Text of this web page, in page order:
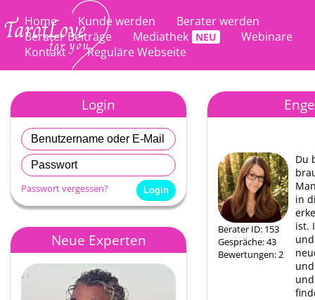
Home Kunde werden
Berater werden
Berater Beiträge
Mediathek
Webinare
Kontakt
Reguläre Webseite
Login
Passwort vergessen?
Neue Experten
Berater ID: 153
Gespräche: 43
Bewertungen: 2
Du
in
ist.